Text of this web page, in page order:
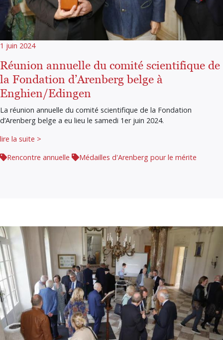
1 juin 2024
Réunion annuelle du comité scientifique de
la Fondation d’Arenberg belge à
Enghien/Edingen
La réunion annuelle du comité scientifique de la Fondation
d’Arenberg belge a eu lieu le samedi 1er juin 2024.
lire la suite >
Rencontre annuelle
Médailles d'Arenberg pour le mérite